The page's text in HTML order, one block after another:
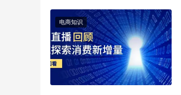
电商知识